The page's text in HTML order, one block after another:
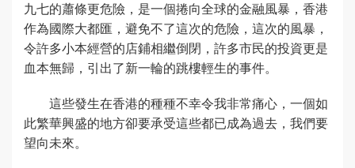
九七的蕭條更危險，是一個捲向全球的金融風暴，香港
作為國際大都匯，避免不了這次的危險，這次的風暴，
令許多小本經營的店鋪相繼倒閉，許多市民的投資更是
血本無歸，引出了新一輪的跳樓輕生的事件。
這些發生在香港的種種不幸令我非常痛心，一個如
此繁華興盛的地方卻要承受這些都已成為過去，我們要
望向未來。